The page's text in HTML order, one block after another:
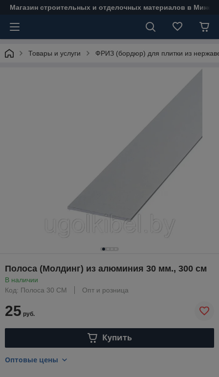
Магазин строительных и отделочных материалов в Минске
Товары и услуги ФРИЗ (бордюр) для плитки из
Полоса (Молдинг) из алюминия 30 мм., 300 см
В наличии
Код: Полоса 30 СМ
Опт и розница
25 руб.
Купить
Оптовые цены